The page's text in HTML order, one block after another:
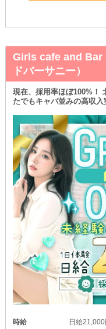
当店の営業は他店様よ
余裕を持ってお家に帰る
また、LASTまでがっつ
《アールエイチ》では、
高い深夜料金のタクシー
ことはないのでご安心く
◆･･････◆･･････◆････
ほかにもたくさんの高待
ぜひお店でお会いしまし
Girls cafe and Bar
ドバーサニー）
現在、採用率ほぼ100%！
たでもキャバ並みの高収
時給
日給21,000